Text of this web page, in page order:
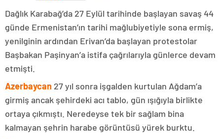
Dağlık Karabağ’da 27 Eylül tarihinde başlayan savaş 44
günde Ermenistan’ın tarihi mağlubiyetiyle sona ermiş,
yenilginin ardından Erivan’da başlayan protestolar
Başbakan Paşinyan’a istifa çağrılarıyla günlerce devam
etmişti.
Azerbaycan 27 yıl sonra işgalden kurtulan Ağdam’a
girmiş ancak şehirdeki acı tablo, gün ışığıyla birlikte
ortaya çıkmıştı. Neredeyse tek bir sağlam bina
kalmayan şehrin harabe görüntüsü yürek burktu.